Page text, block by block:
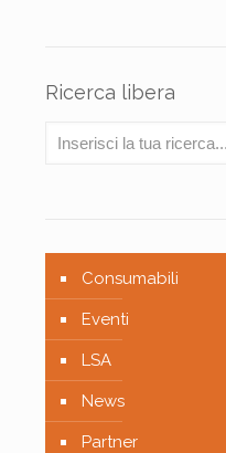
Ricerca libera
Consumabili
Eventi
LSA
News
Partner